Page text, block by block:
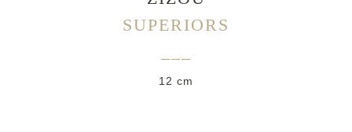
SUPERIORS
12 cm